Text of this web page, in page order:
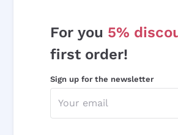
For you 5%
first order!
Sign up for the newsletter